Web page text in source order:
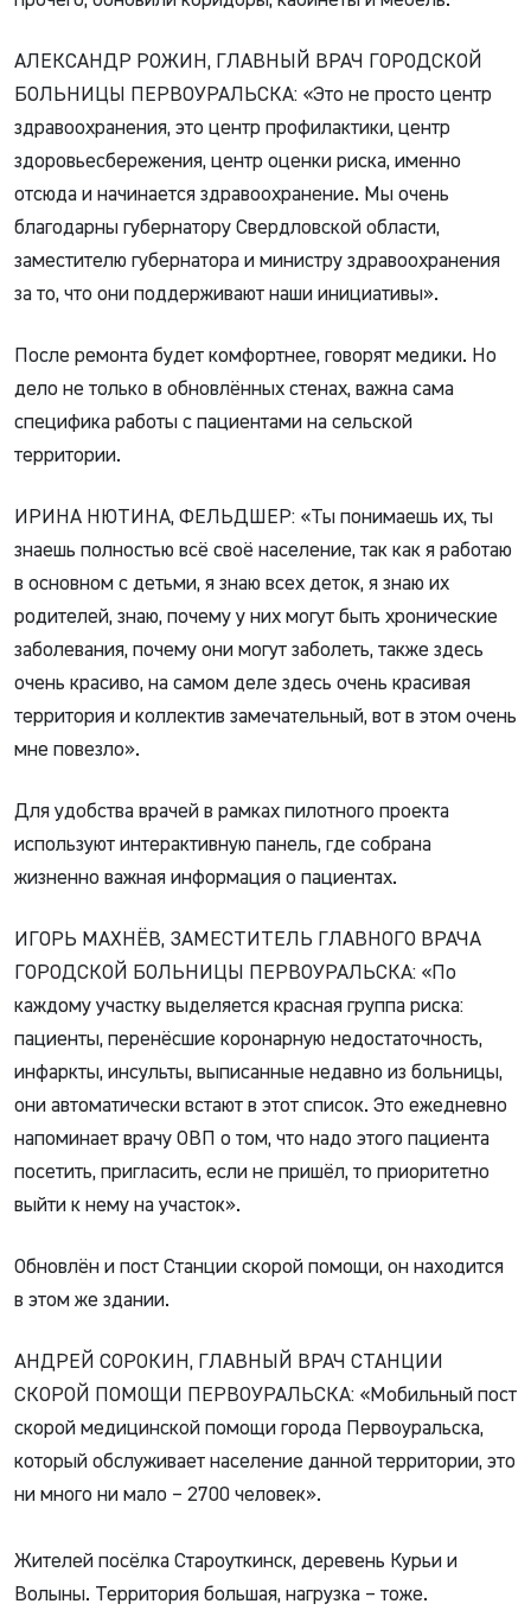
АЛЕКСАНДР РОЖИН, ГЛАВНЫЙ ВРАЧ ГОРОДСКОЙ
БОЛЬНИЦЫ ПЕРВОУРАЛЬСКА: «Это не просто центр
здравоохранения, это центр профилактики, центр
здоровьесбережения, центр оценки риска, именно
отсюда и начинается здравоохранение. Мы очень
благодарны губернатору Свердловской области,
заместителю губернатора и министру здравоохранения
за то, что они поддерживают наши инициативы».
После ремонта будет комфортнее, говорят медики. Но
дело не только в обновлённых стенах, важна сама
специфика работы с пациентами на сельской
территории.
ИРИНА НЮТИНА, ФЕЛЬДШЕР: «Ты понимаешь их, ты
знаешь полностью всё своё население, так как я работаю
в основном с детьми, я знаю всех деток, я знаю их
родителей, знаю, почему у них могут быть хронические
заболевания, почему они могут заболеть, также здесь
очень красиво, на самом деле здесь очень красивая
территория и коллектив замечательный, вот в этом очень
мне повезло».
Для удобства врачей в рамках пилотного проекта
используют интерактивную панель, где собрана
жизненно важная информация о пациентах.
ИГОРЬ МАХНЁВ, ЗАМЕСТИТЕЛЬ ГЛАВНОГО ВРАЧА
ГОРОДСКОЙ БОЛЬНИЦЫ ПЕРВОУРАЛЬСКА: «По
каждому участку выделяется красная группа риска:
пациенты, перенёсшие коронарную недостаточность,
инфаркты, инсульты, выписанные недавно из больницы,
они автоматически встают в этот список. Это ежедневно
напоминает врачу ОВП о том, что надо этого пациента
посетить, пригласить, если не пришёл, то приоритетно
выйти к нему на участок».
Обновлён и пост Станции скорой помощи, он находится
в этом же здании.
АНДРЕЙ СОРОКИН, ГЛАВНЫЙ ВРАЧ СТАНЦИИ
СКОРОЙ ПОМОЩИ ПЕРВОУРАЛЬСКА: «Мобильный пост
скорой медицинской помощи города Первоуральска,
который обслуживает население данной территории, это
ни много ни мало – 2700 человек».
Жителей посёлка Староуткинск, деревень Курьи и
Волыны. Территория большая, нагрузка – тоже.